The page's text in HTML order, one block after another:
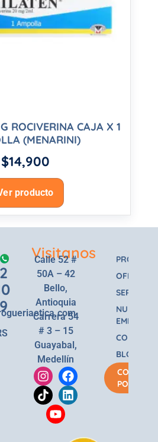
ROCIVERINA CAJA X 1
(MENARINI)
$14,900
producto
Visitanos
Calle 52 #
50A – 42
Bello,
Antioquia
Carrera 54
# 3 – 15
Guayabal,
Medellín
OFERTAS
SERVICIOS
NUESTRA
EMPRESA
BLOG
COMPRA
POR